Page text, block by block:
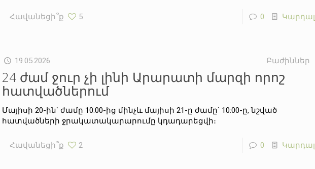
Հավանեցի՞ք 5 0 Կարդալ
19.05.2026 Բաժիններ
24 ժամ ջուր չի լինի Արարատի մարզի որոշ
հատվածներում
Մայիսի 20-ին՝ ժամը 10:00-ից մինչև մայիսի 21-ը ժամը՝ 10:00-ը, նշված
հատվածների ջրակատակարարումը կդադարեցվի։
Հավանեցի՞ք 2 0 Կարդալ